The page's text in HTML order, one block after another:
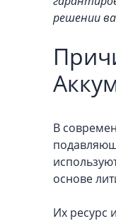
решении
В
основе
Их ресурс